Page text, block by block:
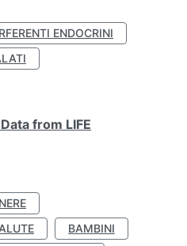
ENDOCRINI
from LIFE
BAMBINI